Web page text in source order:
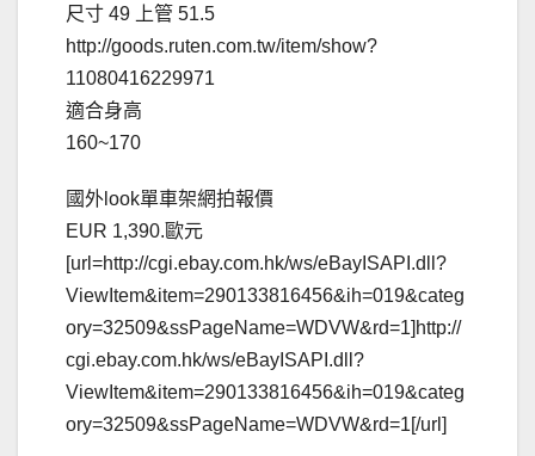
尺寸 49 上管 51.5
http://goods.ruten.com.tw/item/show?
11080416229971
適合身高
160~170
國外look單車架網拍報價
EUR 1,390.歐元
[url=http://cgi.ebay.com.hk/ws/eBayISAPI.dll?
ViewItem&item=290133816456&ih=019&categ
ory=32509&ssPageName=WDVW&rd=1]http://
cgi.ebay.com.hk/ws/eBayISAPI.dll?
ViewItem&item=290133816456&ih=019&categ
ory=32509&ssPageName=WDVW&rd=1[/url]